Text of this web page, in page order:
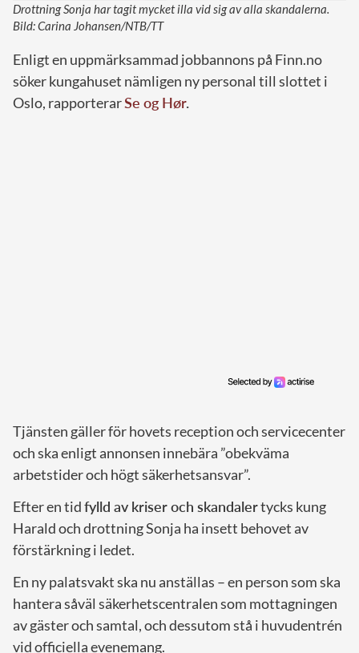
Drottning Sonja har tagit mycket illa vid sig av alla skandalerna.
Bild: Carina Johansen/NTB/TT
Enligt en uppmärksammad jobbannons på Finn.no
söker kungahuset nämligen ny personal till slottet i
Oslo, rapporterarSe og Hør.
Tjänsten gäller för hovets reception och servicecenter
och ska enligt annonsen innebära ”obekväma
arbetstider och högt säkerhetsansvar”.
Efter en tidfylld av kriser och skandalertycks kung
Harald och drottning Sonja ha insett behovet av
förstärkning i ledet.
En ny palatsvakt ska nu anställas – en person som ska
hantera såväl säkerhetscentralen som mottagningen
av gäster och samtal, och dessutom stå i huvudentrén
vid officiella evenemang.